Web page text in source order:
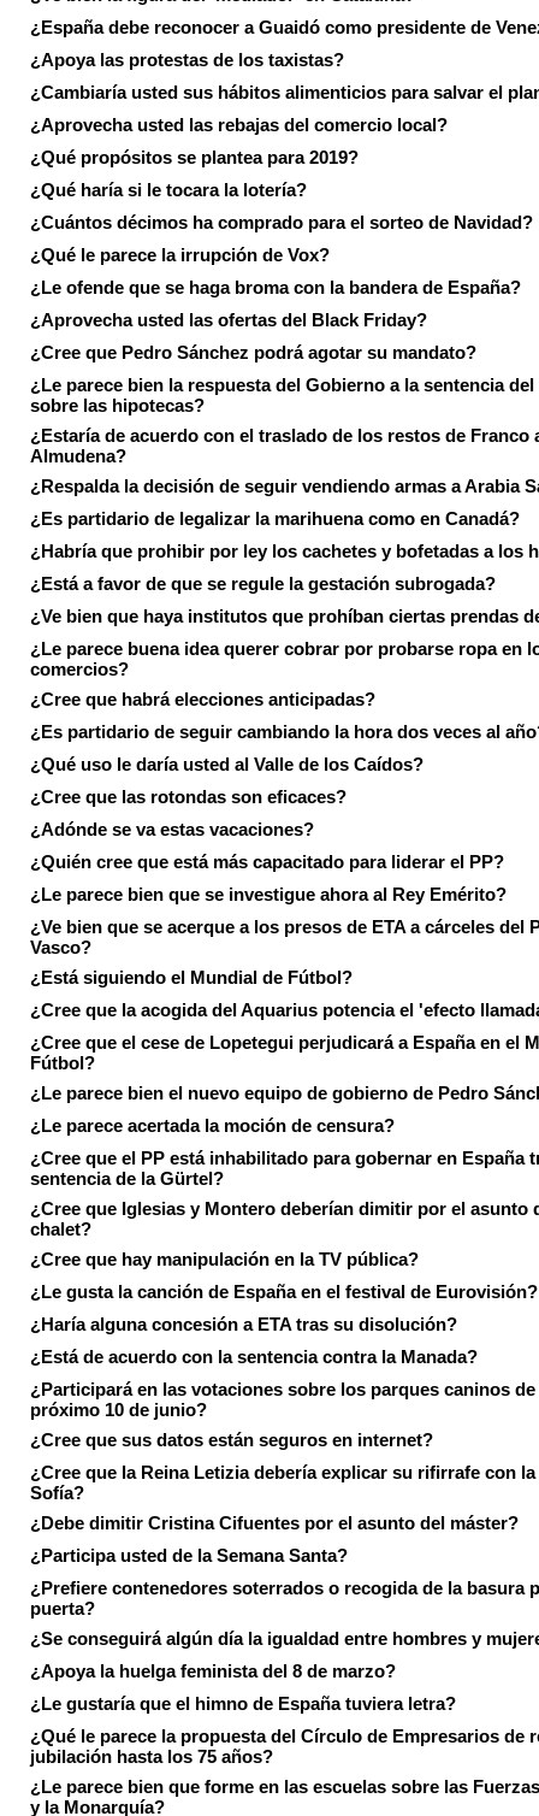
¿España debe reconocer a Guaidó como presidente de
¿Apoya las protestas de los taxistas?
¿Cambiaría usted sus hábitos alimenticios para salvar el
¿Aprovecha usted las rebajas del comercio local?
¿Qué propósitos se plantea para 2019?
¿Qué haría si le tocara la lotería?
¿Cuántos décimos ha comprado para el sorteo de Navidad?
¿Qué le parece la irrupción de Vox?
¿Le ofende que se haga broma con la bandera de España?
¿Aprovecha usted las ofertas del Black Friday?
¿Cree que Pedro Sánchez podrá agotar su mandato?
¿Le parece bien la respuesta del Gobierno a la sentencia
sobre las hipotecas?
¿Estaría de acuerdo con el traslado de los restos de Franco
Almudena?
¿Respalda la decisión de seguir vendiendo armas a Arabia
¿Es partidario de legalizar la marihuena como en Canadá?
¿Habría que prohibir por ley los cachetes y bofetadas a los
¿Está a favor de que se regule la gestación subrogada?
¿Ve bien que haya institutos que prohíban ciertas prendas
¿Le parece buena idea querer cobrar por probarse ropa en
comercios?
¿Cree que habrá elecciones anticipadas?
¿Es partidario de seguir cambiando la hora dos veces al
¿Qué uso le daría usted al Valle de los Caídos?
¿Cree que las rotondas son eficaces?
¿Adónde se va estas vacaciones?
¿Quién cree que está más capacitado para liderar el PP?
¿Le parece bien que se investigue ahora al Rey Emérito?
¿Ve bien que se acerque a los presos de ETA a cárceles del
Vasco?
¿Está siguiendo el Mundial de Fútbol?
¿Cree que la acogida del Aquarius potencia el 'efecto
¿Cree que el cese de Lopetegui perjudicará a España en el
Fútbol?
¿Le parece bien el nuevo equipo de gobierno de Pedro
¿Le parece acertada la moción de censura?
¿Cree que el PP está inhabilitado para gobernar en España
sentencia de la Gürtel?
¿Cree que Iglesias y Montero deberían dimitir por el asunto
chalet?
¿Cree que hay manipulación en la TV pública?
¿Le gusta la canción de España en el festival de Eurovisión?
¿Haría alguna concesión a ETA tras su disolución?
¿Está de acuerdo con la sentencia contra la Manada?
¿Participará en las votaciones sobre los parques caninos de
próximo 10 de junio?
¿Cree que sus datos están seguros en internet?
¿Cree que la Reina Letizia debería explicar su rifirrafe con la
Sofía?
¿Debe dimitir Cristina Cifuentes por el asunto del máster?
¿Participa usted de la Semana Santa?
¿Prefiere contenedores soterrados o recogida de la basura
puerta?
¿Se conseguirá algún día la igualdad entre hombres y
¿Apoya la huelga feminista del 8 de marzo?
¿Le gustaría que el himno de España tuviera letra?
¿Qué le parece la propuesta del Círculo de Empresarios de
jubilación hasta los 75 años?
¿Le parece bien que forme en las escuelas sobre las
y la Monarquía?